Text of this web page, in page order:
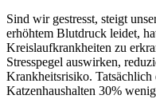
Sind wir gestresst, steigt
erhöhtem Blutdruck leidet,
Kreislaufkrankheiten zu
Stresspegel auswirken,
Krankheitsrisiko. Tatsächlich
Katzenhaushalten 30%